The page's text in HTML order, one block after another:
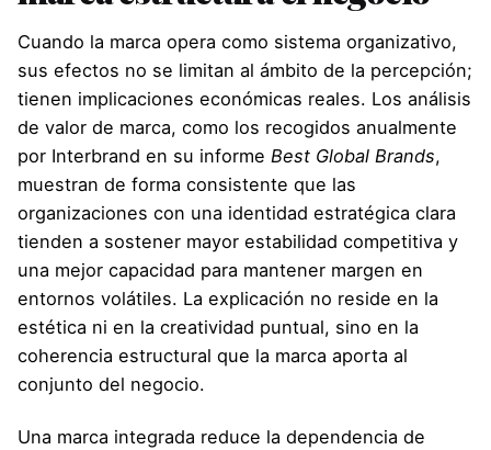
Cuando la marca opera como sistema organizativo,
sus efectos no se limitan al ámbito de la percepción;
tienen implicaciones económicas reales. Los análisis
de valor de marca, como los recogidos anualmente
por Interbrand en su informe Best Global Brands,
muestran de forma consistente que las
organizaciones con una identidad estratégica clara
tienden a sostener mayor estabilidad competitiva y
una mejor capacidad para mantener margen en
entornos volátiles. La explicación no reside en la
estética ni en la creatividad puntual, sino en la
coherencia estructural que la marca aporta al
conjunto del negocio.
Una marca integrada reduce la dependencia de